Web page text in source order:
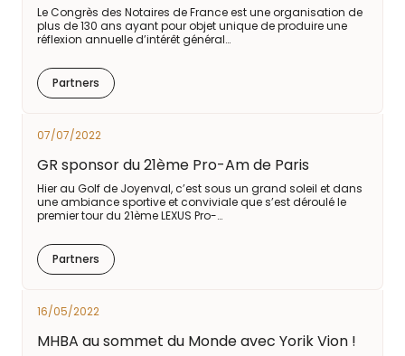
Le Congrès des Notaires de France est une organisation de
plus de 130 ans ayant pour objet unique de produire une
réflexion annuelle d’intérêt général…
Partners
07/07/2022
GR sponsor du 21ème Pro-Am de Paris
Hier au Golf de Joyenval, c’est sous un grand soleil et dans
une ambiance sportive et conviviale que s’est déroulé le
premier tour du 21ème LEXUS Pro-…
Partners
16/05/2022
MHBA au sommet du Monde avec Yorik Vion !